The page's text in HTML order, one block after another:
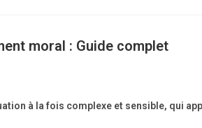
moral : Guide complet
à la fois complexe et sensible, qui